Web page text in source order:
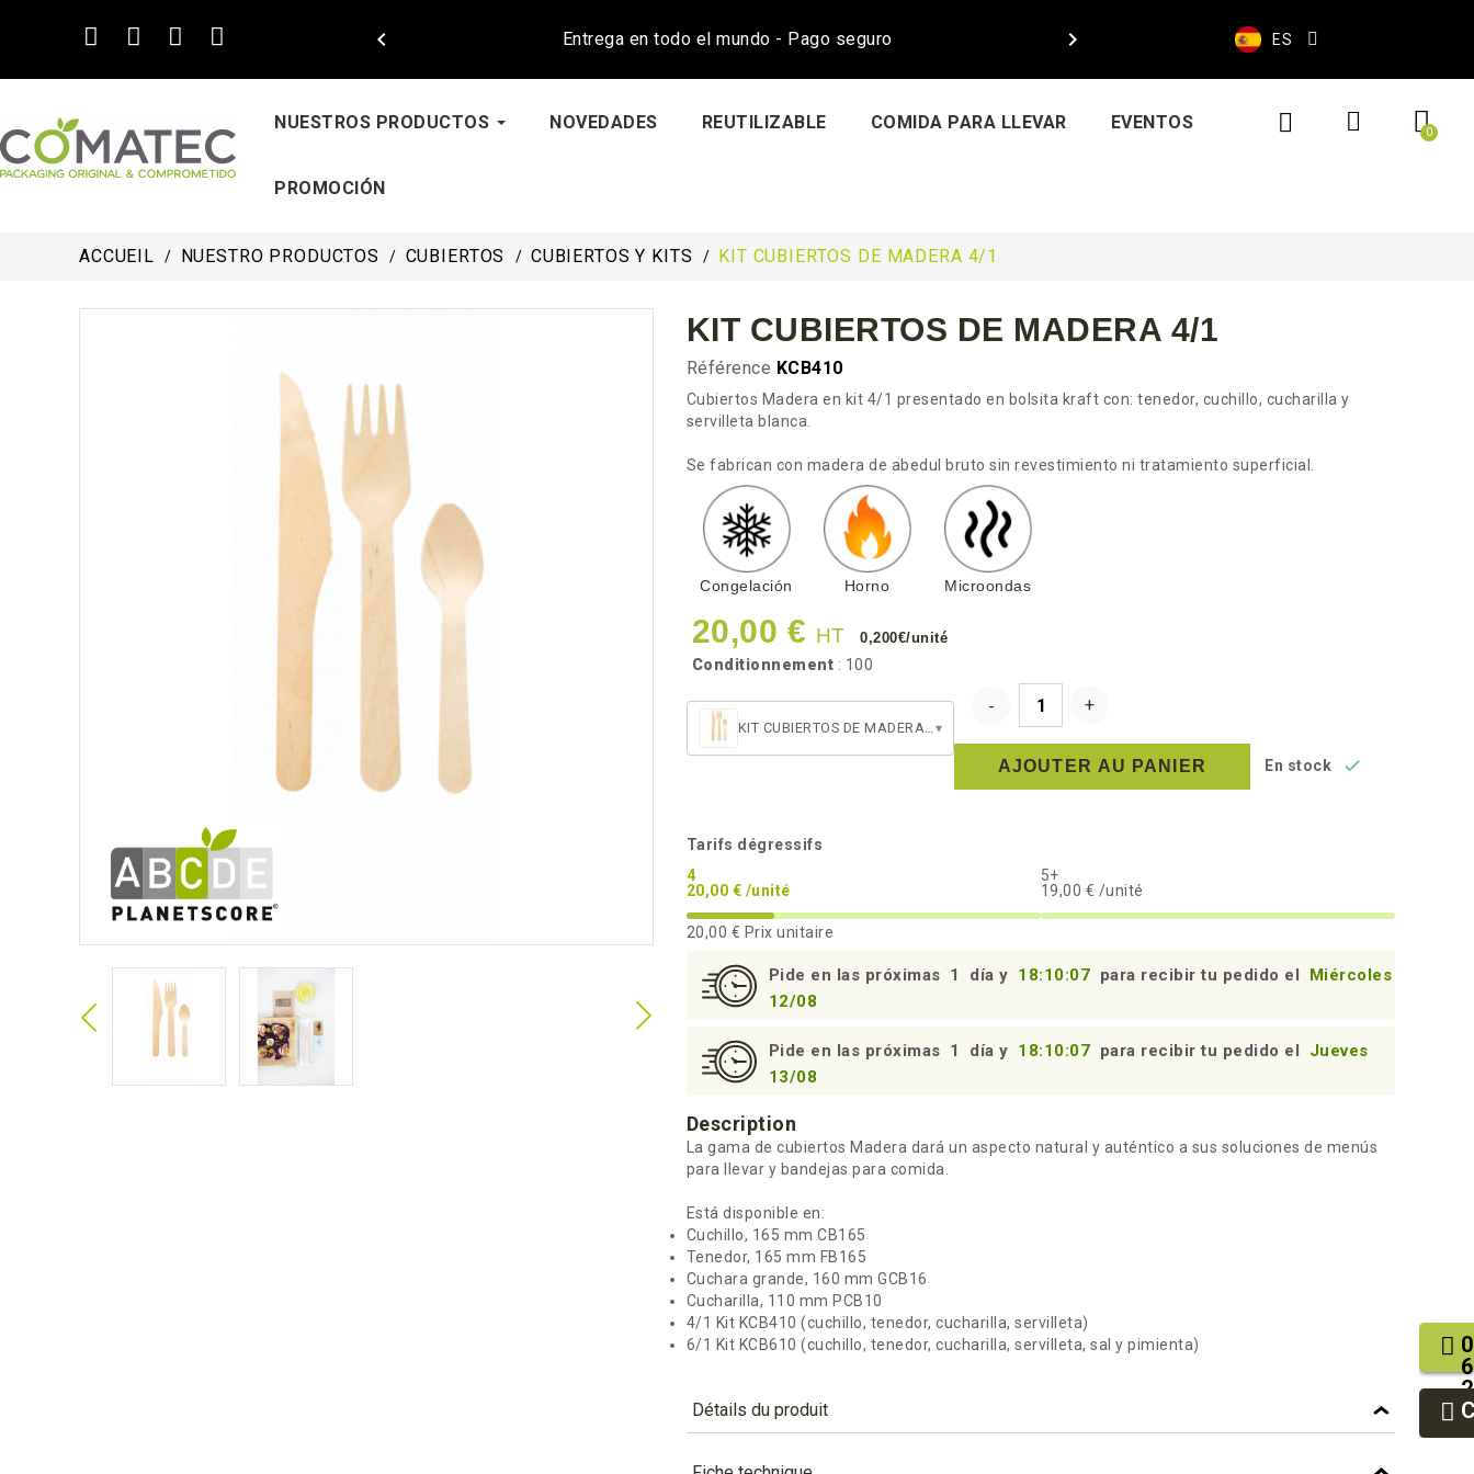
Entrega en todo el mundo - Pago seguro
  ES
NUESTROS PRODUCTOS NOVEDADES REUTILIZABLE COMIDA PARA LLEVAR EVENTOS
PROMOCIÓN
ACCUEIL NUESTRO PRODUCTOS CUBIERTOS CUBIERTOS Y KITS KIT CUBIERTOS DE MADERA 4/1
KIT CUBIERTOS DE MADERA 4/1
Référence KCB410
Cubiertos Madera en kit 4/1 presentado en bolsita kraft con: tenedor, cuchillo, cucharilla y
servilleta blanca.
Se fabrican con madera de abedul bruto sin revestimiento ni tratamiento superficial.
Congelación Horno Microondas
20,00 € HT 0,200€/unité
Conditionnement : 100
KIT CUBIERTOS DE MADERA 4/1▾
AJOUTER AU PANIER En stock 
Tarifs dégressifs
4
20,00 € /unité
5+
19,00 € /unité
20,00 € Prix unitaire
Pide en las próximas 1 día y 18:10:06 para recibir tu pedido el
Miércoles
12/08
Pide en las próximas 1 día y 18:10:06 para recibir tu pedido el
Jueves
13/08
Description
La gama de cubiertos Madera dará un aspecto natural y auténtico a sus soluciones de menús
para llevar y bandejas para comida.
Está disponible en:
Cuchillo, 165 mm CB165
Tenedor, 165 mm FB165
Cuchara grande, 160 mm GCB16
Cucharilla, 110 mm PCB10
4/1 Kit KCB410 (cuchillo, tenedor, cucharilla, servilleta)
6/1 Kit KCB610 (cuchillo, tenedor, cucharilla, servilleta, sal y pimienta)
Détails du produit
Référence KCB410